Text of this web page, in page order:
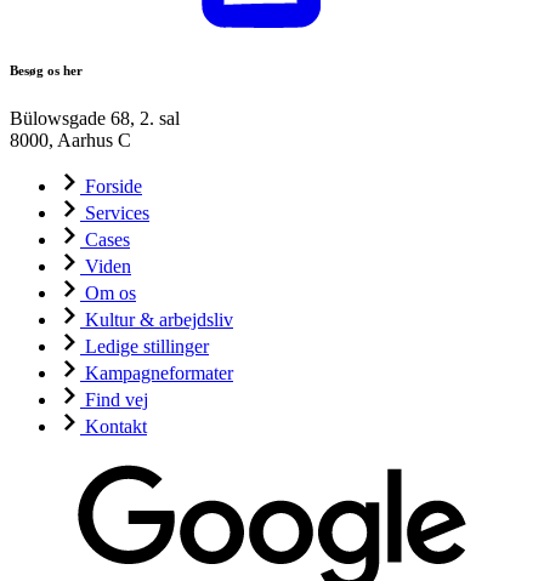
Besøg os her
Bülowsgade 68, 2. sal
8000, Aarhus C
Forside
Services
Cases
Viden
Om os
Kultur & arbejdsliv
Ledige stillinger
Kampagneformater
Find vej
Kontakt